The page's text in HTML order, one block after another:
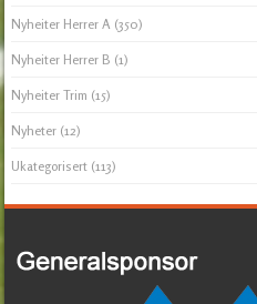
Nyheiter Herrer A (350)
Nyheiter Herrer B (1)
Nyheiter Trim (15)
Nyheter (12)
Ukategorisert (113)